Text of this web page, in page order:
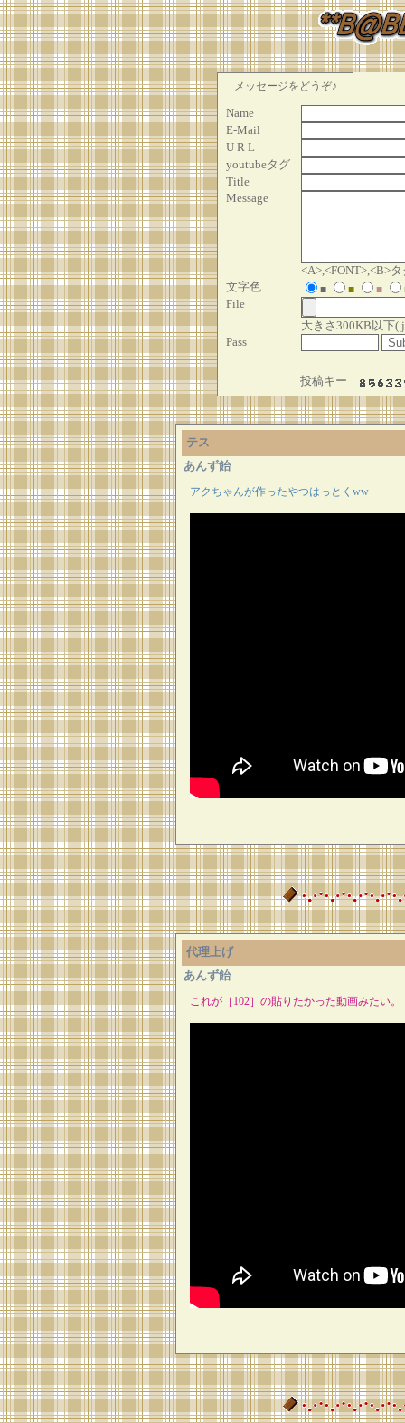
メッセージをどうぞ♪
Name
E-Mail
U R L
youtubeタグ
Title
Message
<A>,<FONT>,<B>
文字色
■ ■ ■
File
大きさ300KB以下(
Pass
投稿キー
テス
あんず飴
アクちゃんが作ったやつはっとくww
代理上げ
あんず飴
これが［102］の貼りたかった動画みたい。